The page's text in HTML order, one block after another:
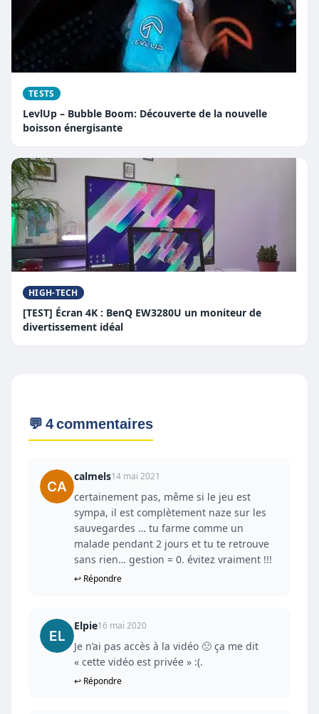
TESTS
LevlUp – Bubble Boom: Découverte de la nouvelle
boisson énergisante
HIGH-TECH
[TEST] Écran 4K : BenQ EW3280U un moniteur de
divertissement idéal
💬 4 commentaires
calmels14 mai 2021
certainement pas, même si le jeu est
sympa, il est complètement naze sur les
sauvegardes … tu farme comme un
malade pendant 2 jours et tu te retrouve
sans rien… gestion = 0. évitez vraiment !!!
↩ Répondre
Elpie16 mai 2020
Je n’ai pas accès à la vidéo 🙁 ça me dit
« cette vidéo est privée » :(.
↩ Répondre